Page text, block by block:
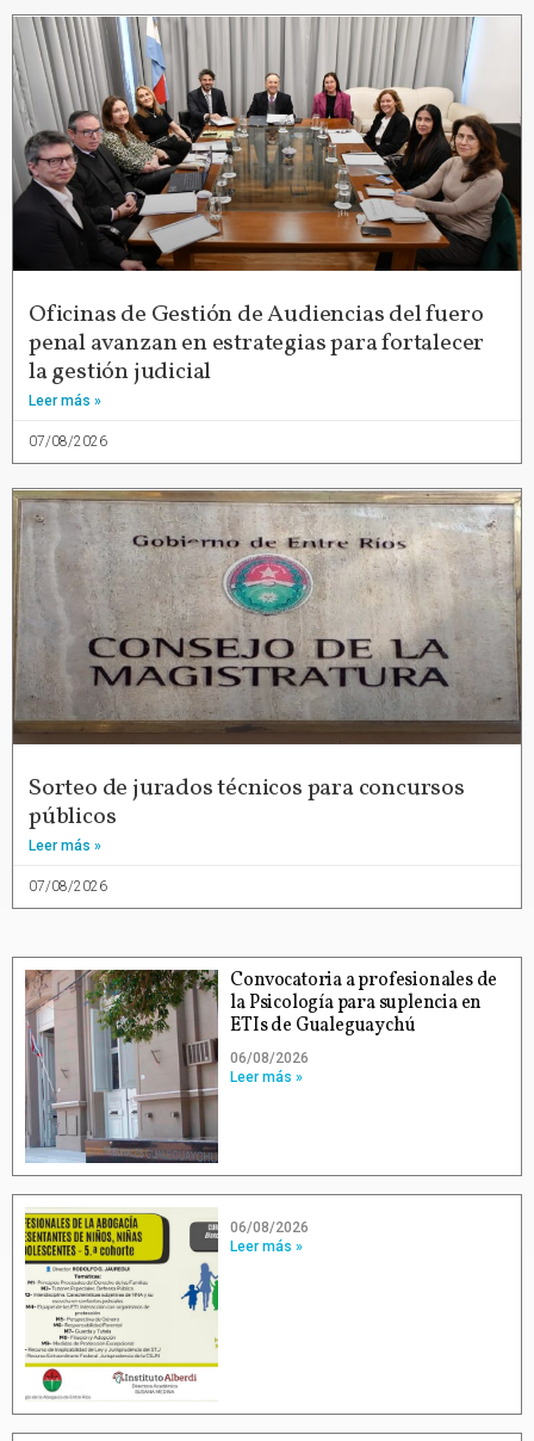
Oficinas de Gestión de Audiencias del fuero
penal avanzan en estrategias para fortalecer
la gestión judicial
Leer más »
07/08/2026
Sorteo de jurados técnicos para concursos
públicos
Leer más »
07/08/2026
Convocatoria a profesionales de
la Psicología para suplencia en
ETIs de Gualeguaychú
06/08/2026
Leer más »
06/08/2026
Leer más »